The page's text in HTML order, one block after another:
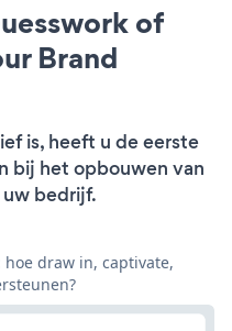
of
Brand
is, heeft u de eerste
bij het opbouwen van
bedrijf.
draw in, captivate,